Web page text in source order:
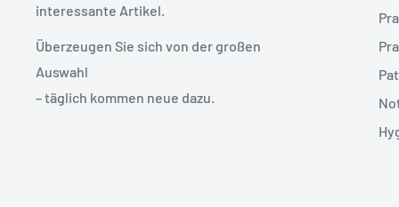
interessante Artikel.
Überzeugen Sie sich von der großen
Auswahl
– täglich kommen neue dazu.